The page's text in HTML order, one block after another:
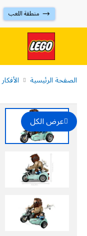
⟶ منطقة اللعب
الصفحة الرئيسية الأفكار
عرض الكل